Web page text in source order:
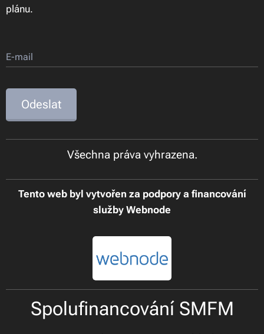
plánu.
E-mail
Odeslat
Všechna práva vyhrazena.
Tento web byl vytvořen za podpory a financování
služby Webnode
Spolufinancování SMFM